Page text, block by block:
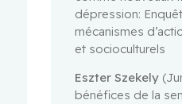
dépression:
mécanismes
et socioculturels
Eszter Szekely
bénéfices de la